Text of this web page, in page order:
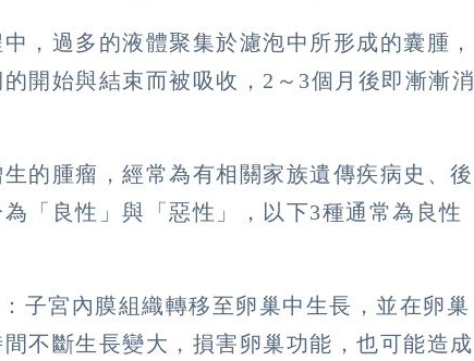
，過多的液體聚集於濾泡中所形成的囊腫，
開始與結束而被吸收，2～3個月後即漸漸消
的腫瘤，經常為有相關家族遺傳疾病史、後
「良性」與「惡性」，以下3種通常為良性
子宮內膜組織轉移至卵巢中生長，並在卵巢
不斷生長變大，損害卵巢功能，也可能造成